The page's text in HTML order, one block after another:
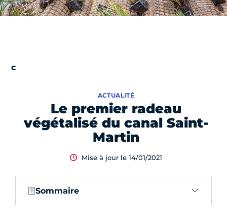
Le premier radeau
végétalisé du canal Saint-
Martin
ACTUALITÉ
Mise à jour le 14/01/2021
Sommaire